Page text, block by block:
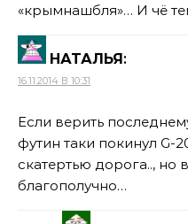
«крымнашбля»… И чё
НАТАЛЬЯ:
16.11.2014 В 10:31
Если верить
футин таки покинул G-
скатертью дорога.., но
благополучно…